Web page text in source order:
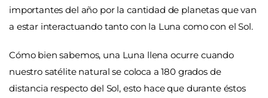
importantes del año por la cantidad de planetas que van
a estar interactuando tanto con la Luna como con el Sol.
Cómo bien sabemos, una Luna llena ocurre cuando
nuestro satélite natural se coloca a 180 grados de
distancia respecto del Sol, esto hace que durante éstos